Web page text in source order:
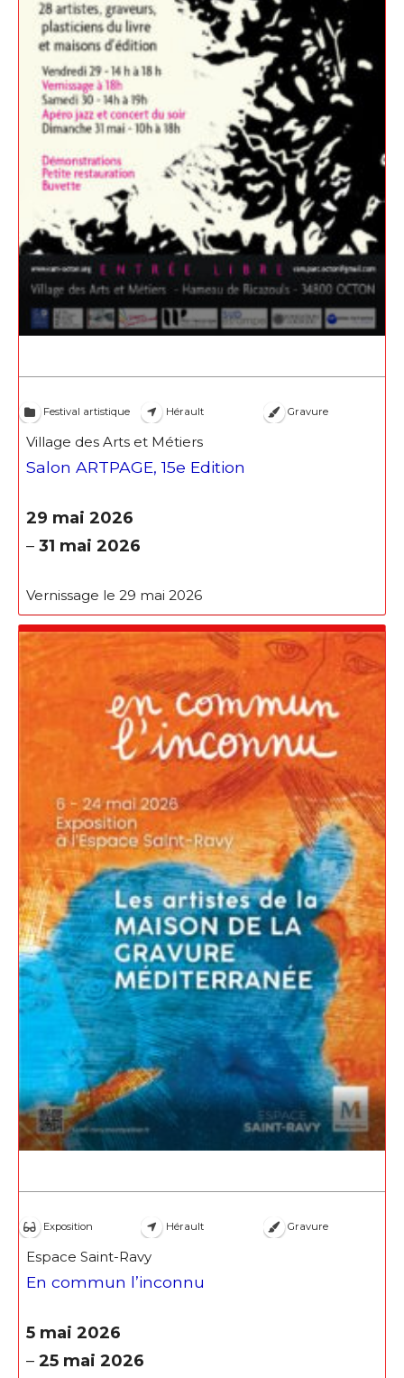
Festival artistique Hérault Gravure
Village des Arts et Métiers
Salon ARTPAGE, 15e Edition
29 mai 2026
– 31 mai 2026
Vernissage le 29 mai 2026
Exposition Hérault Gravure
Espace Saint-Ravy
En commun l’inconnu
5 mai 2026
– 25 mai 2026